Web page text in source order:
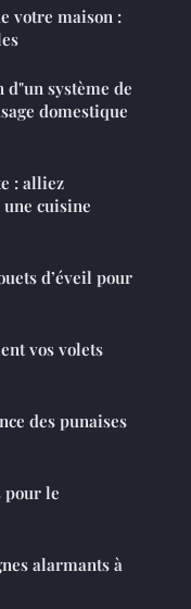
votre maison :
système de
domestique
: alliez
cuisine
d’éveil pour
vos volets
des punaises
pour le
alarmants à